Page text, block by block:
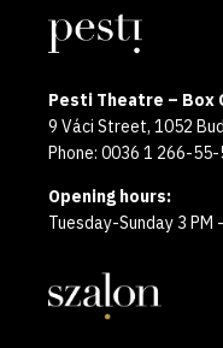
Pesti Theatre – Box
9 Váci Street, 1052
Phone: 0036 1 266-
Opening hours:
Tuesday-Sunday 3 PM